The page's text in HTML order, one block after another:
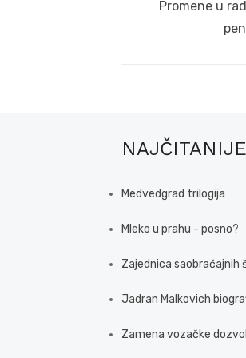
navigation
Previous
Promene u
NAJČITANIJE
Medvedgrad trilogija
Mleko u prahu - posno?
Zajednica saobraćajnih
Jadran Malkovich
Zamena vozačke